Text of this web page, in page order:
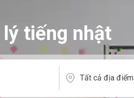
tiếng nhật
Tất cả địa điểm